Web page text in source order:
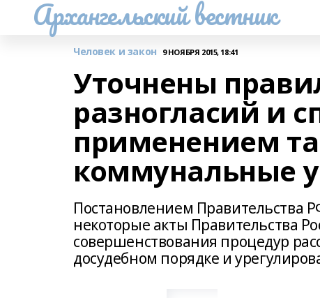
Архангельский вестник
Человек и закон 9 НОЯБРЯ 2015, 18:41
Уточнены
разногласий и
применением
коммунальные
Постановлением Правительства
некоторые акты Правительства
совершенствования процедур
досудебном порядке и